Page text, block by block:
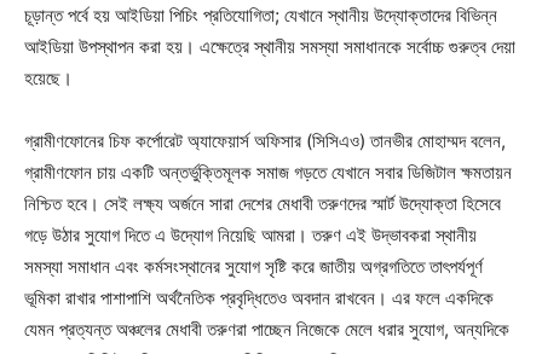
চূড়ান্ত পর্বে হয় আইডিয়া পিচিং প্রতিযোগিতা; যেখানে স্থানীয় উদ্যোক্তাদের বিভিন্ন
আইডিয়া উপস্থাপন করা হয়। এক্ষেত্রে স্থানীয় সমস্যা সমাধানকে সর্বোচ্চ গুরুত্ব দেয়া
হয়েছে।
গ্রামীণফোনের চিফ কর্পোরেট অ্যাফেয়ার্স অফিসার (সিসিএও) তানভীর মোহাম্মদ বলেন,
গ্রামীণফোন চায় একটি অন্তর্ভুক্তিমূলক সমাজ গড়তে যেখানে সবার ডিজিটাল ক্ষমতায়ন
নিশ্চিত হবে। সেই লক্ষ্য অর্জনে সারা দেশের মেধাবী তরুণদের স্মার্ট উদ্যোক্তা হিসেবে
গড়ে উঠার সুযোগ দিতে এ উদ্যোগ নিয়েছি আমরা। তরুণ এই উদ্ভাবকরা স্থানীয়
সমস্যা সমাধান এবং কর্মসংস্থানের সুযোগ সৃষ্টি করে জাতীয় অগ্রগতিতে তাৎপর্যপূর্ণ
ভূমিকা রাখার পাশাপাশি অর্থনৈতিক প্রবৃদ্ধিতেও অবদান রাখবেন। এর ফলে একদিকে
যেমন প্রত্যন্ত অঞ্চলের মেধাবী তরুণরা পাচ্ছেন নিজেকে মেলে ধরার সুযোগ, অন্যদিকে